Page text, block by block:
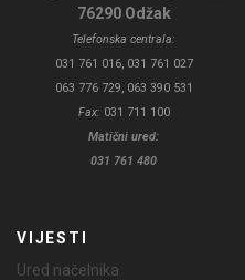
76290 Odžak
Telefonska centrala:
031 761 016, 031 761 027
063 776 729, 063 390 531
Fax: 031 711 100
Matični ured:
031 761 480
VIJESTI
Ured načelnika